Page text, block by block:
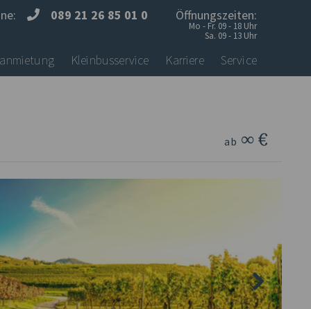
089 21 26 85 01 0 Öffnungszeiten:
Mo - Fr. 09 - 18 Uhr
Sa. 09 - 13 Uhr
Kleinbusservice Karriere Service
ab ∞ €